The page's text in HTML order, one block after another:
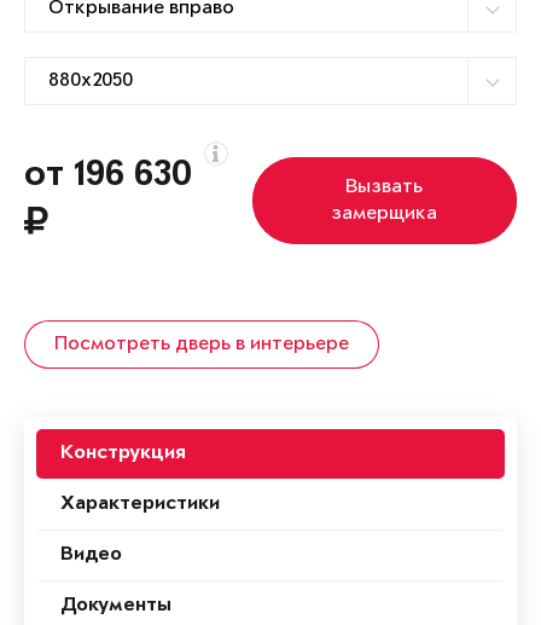
от 196 630
Вызвать
замерщика
Посмотреть дверь в интерьере
Конструкция
Характеристики
Видео
Документы